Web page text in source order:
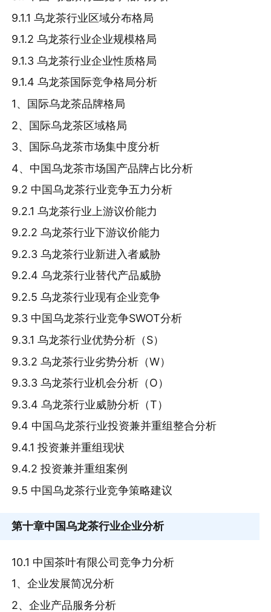
9.1.1 乌龙茶行业区域分布格局
9.1.2 乌龙茶行业企业规模格局
9.1.3 乌龙茶行业企业性质格局
9.1.4 乌龙茶国际竞争格局分析
1、国际乌龙茶品牌格局
2、国际乌龙茶区域格局
3、国际乌龙茶市场集中度分析
4、中国乌龙茶市场国产品牌占比分析
9.2 中国乌龙茶行业竞争五力分析
9.2.1 乌龙茶行业上游议价能力
9.2.2 乌龙茶行业下游议价能力
9.2.3 乌龙茶行业新进入者威胁
9.2.4 乌龙茶行业替代产品威胁
9.2.5 乌龙茶行业现有企业竞争
9.3 中国乌龙茶行业竞争SWOT分析
9.3.1 乌龙茶行业优势分析（S）
9.3.2 乌龙茶行业劣势分析（W）
9.3.3 乌龙茶行业机会分析（O）
9.3.4 乌龙茶行业威胁分析（T）
9.4 中国乌龙茶行业投资兼并重组整合分析
9.4.1 投资兼并重组现状
9.4.2 投资兼并重组案例
9.5 中国乌龙茶行业竞争策略建议
第十章中国乌龙茶行业企业分析
10.1 中国茶叶有限公司竞争力分析
1、企业发展简况分析
2、企业产品服务分析